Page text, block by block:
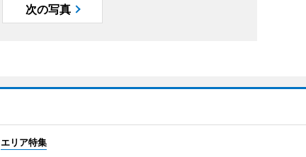
次の写真
エリア特集